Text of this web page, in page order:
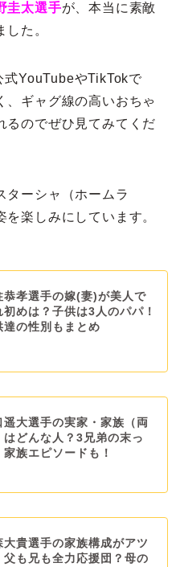
圭太選手が、本当に素敵
た。
YouTubeやTikTokで
、ギャグ線の高いおちゃ
るのでぜひ見てみてくだ
ターシャ（ホームラ
楽しみにしています。
恭孝選手の嫁(妻)が美人で
初めは？子供は3人のパパ！
達の性別もまとめ
遥大選手の実家・家族（両
はどんな人？3兄弟の末っ
家族エピソードも！
大貴選手の家族構成がアツ
父も兄も全力応援団？母の